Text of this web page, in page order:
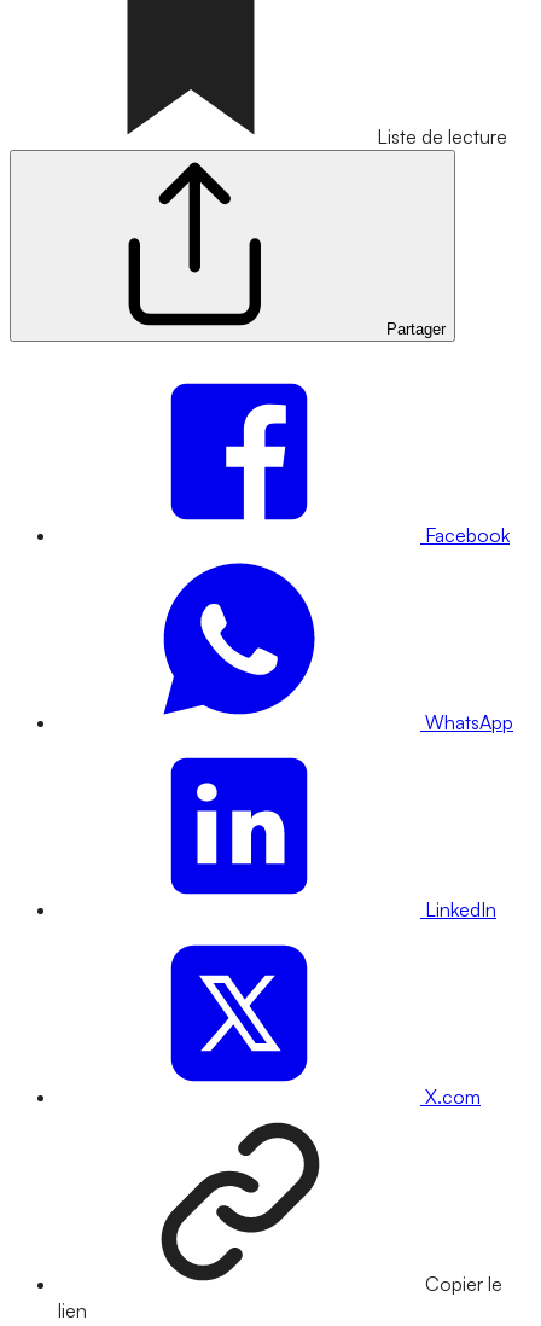
Liste de lecture
Partager
Facebook
WhatsApp
LinkedIn
X.com
Copier le
lien